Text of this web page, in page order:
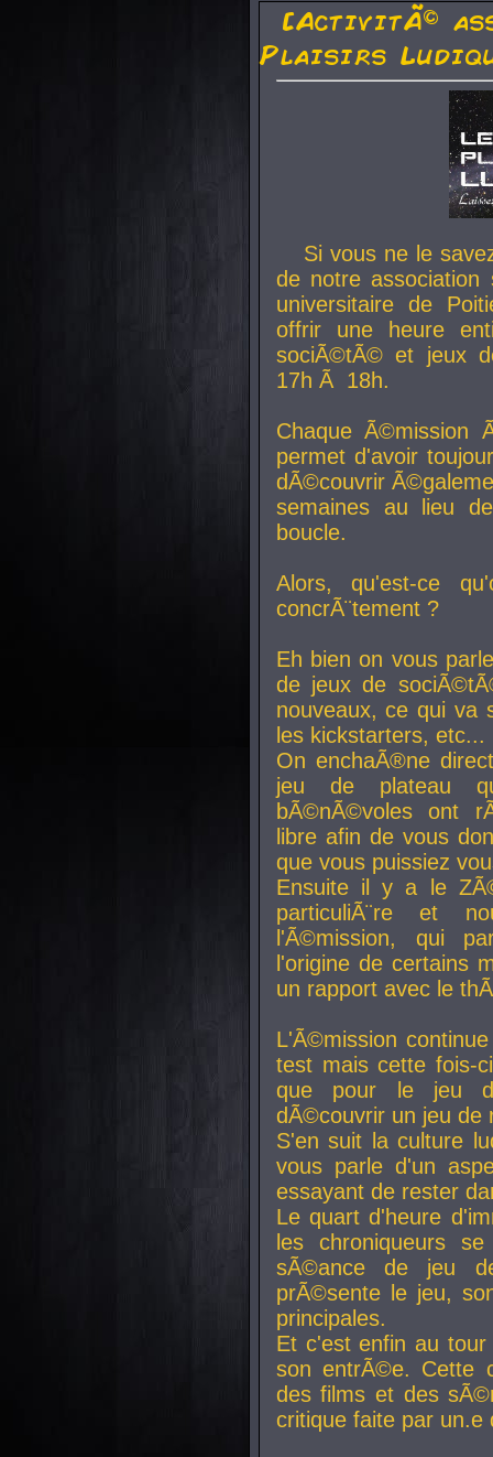
[ActivitÃ©
Plaisirs
Si vous ne le
de notre
universitaire de
offrir une heure
sociÃ©tÃ© et jeux
17h Ã 18h.
Chaque Ã©mission
permet d'avoir
dÃ©couvrir
semaines au lieu
boucle.
Alors, qu'est-ce
concrÃ¨tement ?
Eh bien on vous
de jeux de
nouveaux, ce qui va
les kickstarters, etc...
On enchaÃ®ne
jeu de plateau
bÃ©nÃ©voles ont
libre afin de vous
que vous puissiez
Ensuite il y a le
particuliÃ¨re et
l'Ã©mission, qui
l'origine de certains
un rapport avec le
L'Ã©mission
test mais cette fois-
que pour le jeu
dÃ©couvrir un jeu de
S'en suit la culture
vous parle d'un
essayant de rester
Le quart d'heure
les chroniqueurs
sÃ©ance de jeu
prÃ©sente le jeu,
principales.
Et c'est enfin au
son entrÃ©e. Cette
des films et des
critique faite par